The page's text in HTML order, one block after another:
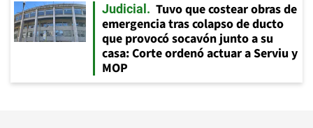
Judicial
Tuvo que costear obras de
emergencia tras colapso de ducto
que provocó socavón junto a su
casa: Corte ordenó actuar a Serviu y
MOP